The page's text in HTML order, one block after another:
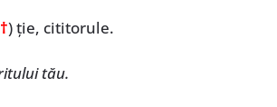
†) ţie, cititorule.
tău.